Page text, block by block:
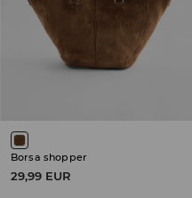
Borsa shopper
29,99 EUR